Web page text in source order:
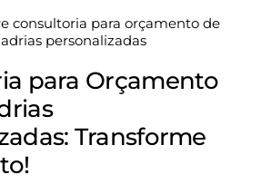
para Orçamento
Transforme